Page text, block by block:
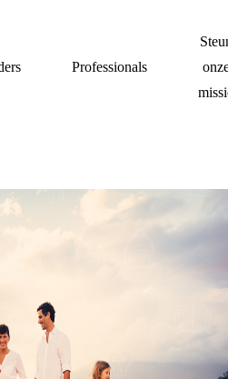
Professionals
NIET